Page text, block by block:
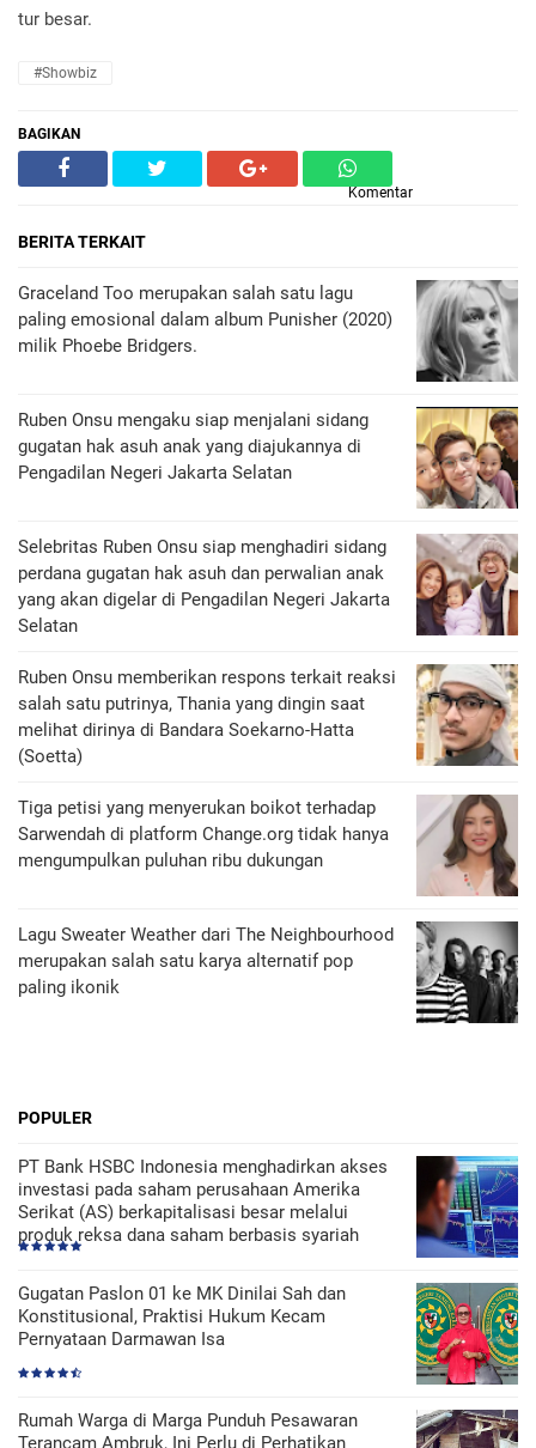
tur besar.
#Showbiz
BAGIKAN
Komentar
BERITA TERKAIT
Graceland Too merupakan salah satu lagu
paling emosional dalam album Punisher (2020)
milik Phoebe Bridgers.
Ruben Onsu mengaku siap menjalani sidang
gugatan hak asuh anak yang diajukannya di
Pengadilan Negeri Jakarta Selatan
Selebritas Ruben Onsu siap menghadiri sidang
perdana gugatan hak asuh dan perwalian anak
yang akan digelar di Pengadilan Negeri Jakarta
Selatan
Ruben Onsu memberikan respons terkait reaksi
salah satu putrinya, Thania yang dingin saat
melihat dirinya di Bandara Soekarno-Hatta
(Soetta)
Tiga petisi yang menyerukan boikot terhadap
Sarwendah di platform Change.org tidak hanya
mengumpulkan puluhan ribu dukungan
Lagu Sweater Weather dari The Neighbourhood
merupakan salah satu karya alternatif pop
paling ikonik
POPULER
PT Bank HSBC Indonesia menghadirkan akses
investasi pada saham perusahaan Amerika
Serikat (AS) berkapitalisasi besar melalui
produk reksa dana saham berbasis syariah
Gugatan Paslon 01 ke MK Dinilai Sah dan
Konstitusional, Praktisi Hukum Kecam
Pernyataan Darmawan Isa
Rumah Warga di Marga Punduh Pesawaran
Terancam Ambruk, Ini Perlu di Perhatikan